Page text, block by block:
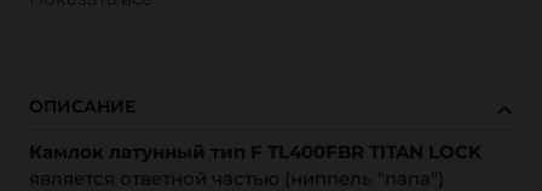
ОПИСАНИЕ
Камлок латунный тип F TL400FBR TITAN LOCK
является ответной частью (ниппель "папа")